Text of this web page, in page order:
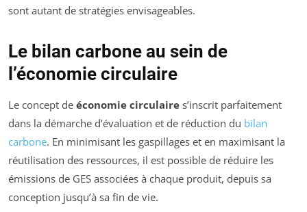
sont autant de stratégies envisageables.
Le bilan carbone au sein de
l’économie circulaire
Le concept de économie circulaire s’inscrit parfaitement
dans la démarche d’évaluation et de réduction du bilan
carbone. En minimisant les gaspillages et en maximisant la
réutilisation des ressources, il est possible de réduire les
émissions de GES associées à chaque produit, depuis sa
conception jusqu’à sa fin de vie.